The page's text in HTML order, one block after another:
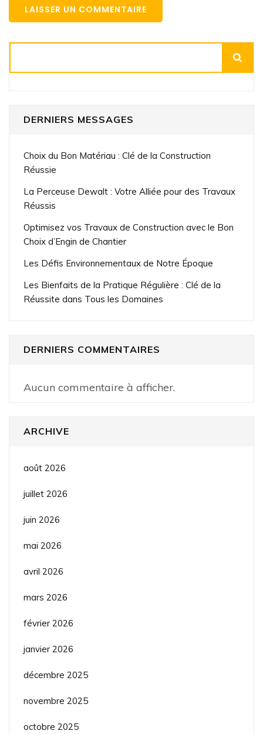
DERNIERS MESSAGES
Choix du Bon Matériau : Clé de la Construction
Réussie
La Perceuse Dewalt : Votre Alliée pour des Travaux
Réussis
Optimisez vos Travaux de Construction avec le Bon
Choix d’Engin de Chantier
Les Défis Environnementaux de Notre Époque
Les Bienfaits de la Pratique Régulière : Clé de la
Réussite dans Tous les Domaines
DERNIERS COMMENTAIRES
Aucun commentaire à afficher.
ARCHIVE
août 2026
juillet 2026
juin 2026
mai 2026
avril 2026
mars 2026
février 2026
janvier 2026
décembre 2025
novembre 2025
octobre 2025